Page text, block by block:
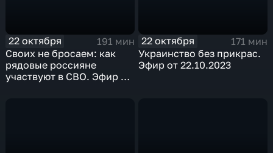
22 октября
191 мин
Своих не бросаем: как
рядовые россияне
участвуют в СВО. Эфир от
22 октября
171 мин
Украинство без прикрас.
Эфир от 22.10.2023